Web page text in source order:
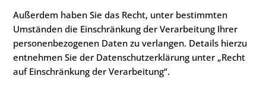
Außerdem haben Sie das Recht, unter bestimmten
Umständen die Einschränkung der Verarbeitung Ihrer
personenbezogenen Daten zu verlangen. Details hierzu
entnehmen Sie der Datenschutzerklärung unter „Recht
auf Einschränkung der Verarbeitung“.